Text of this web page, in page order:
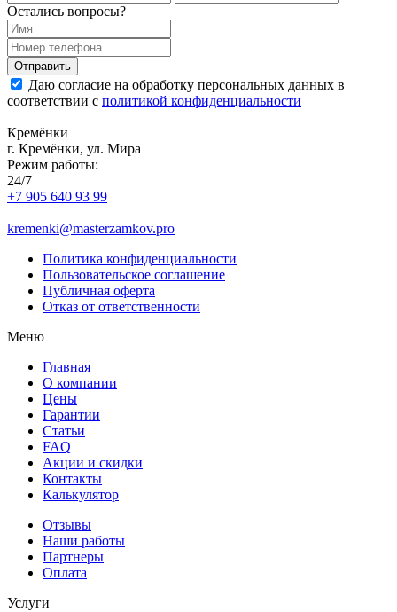
Остались вопросы?
Даю согласие на обработку персональных данных в
соответствии с политикой конфиденциальности
Кремёнки
г. Кремёнки, ул. Мира
Режим работы:
24/7
+7 905 640 93 99
kremenki@masterzamkov.pro
Политика конфиденциальности
Пользовательское соглашение
Публичная оферта
Отказ от ответственности
Меню
Главная
О компании
Цены
Гарантии
Статьи
FAQ
Акции и скидки
Контакты
Калькулятор
Отзывы
Наши работы
Партнеры
Оплата
Услуги